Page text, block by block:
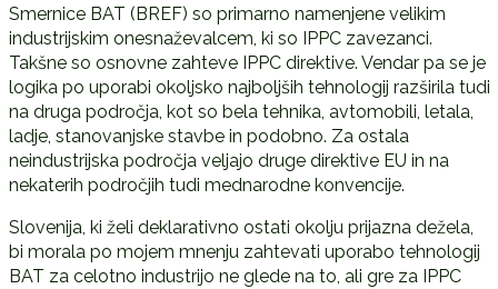
Smernice BAT (BREF) so primarno namenjene velikim
industrijskim onesnaževalcem, ki so IPPC zavezanci.
Takšne so osnovne zahteve IPPC direktive. Vendar pa se je
logika po uporabi okoljsko najboljših tehnologij razširila tudi
na druga področja, kot so bela tehnika, avtomobili, letala,
ladje, stanovanjske stavbe in podobno. Za ostala
neindustrijska področja veljajo druge direktive EU in na
nekaterih področjih tudi mednarodne konvencije.
Slovenija, ki želi deklarativno ostati okolju prijazna dežela,
bi morala po mojem mnenju zahtevati uporabo tehnologij
BAT za celotno industrijo ne glede na to, ali gre za IPPC